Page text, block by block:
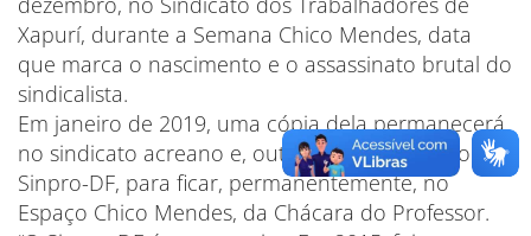
Xapurí, durante a Semana Chico Mendes, data
que marca o nascimento e o assassinato brutal do
sindicalista.
Em janeiro de 2019, uma cópia dela permanecerá
no sindicato acreano e, outra, será enviada ao
Sinpro-DF, para ficar, permanentemente, no
Espaço Chico Mendes, da Chácara do Professor.